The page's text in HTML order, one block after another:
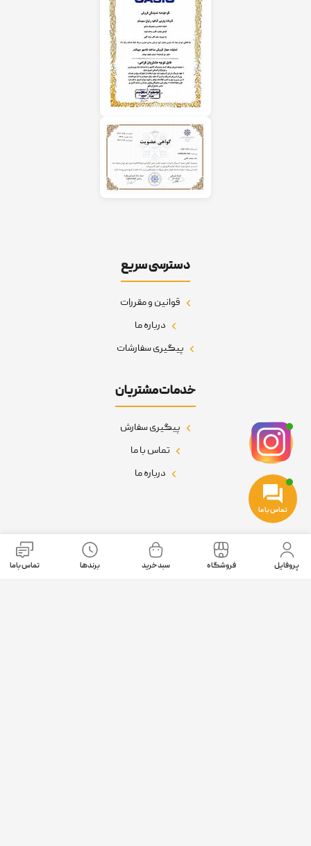
دسترسی سریع
قوانین و مقررات
درباره ما
پیگیری سفارشات
خدمات مشتریان
پیگیری سفارش
تماس با ما
درباره ما
نمادهای اعتماد
پروفایل فروشگاه سبد خرید برندها تماس باما
تماس با ما